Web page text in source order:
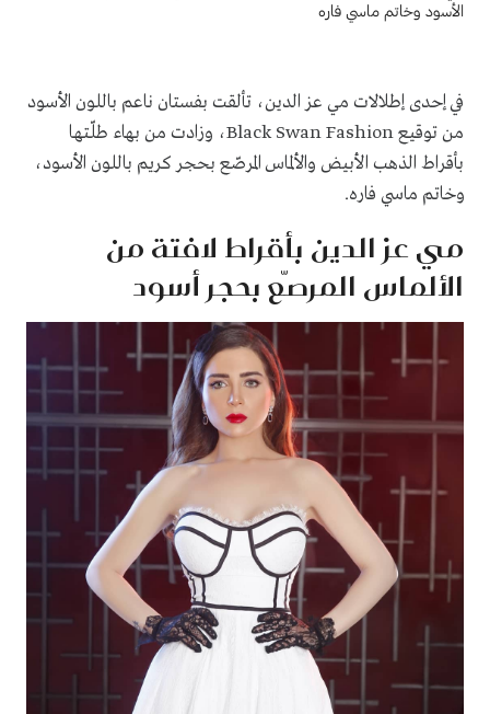
الأسود وخاتم ماسي فاره
في إحدى إطلالات مي عز الدين، تألقت بفستان ناعم باللون الأسود
من توقيع Black Swan Fashion، وزادت من بهاء طلّتها
بأقراط الذهب الأبيض والألماس المرصّع بحجر كريم باللون الأسود،
وخاتم ماسي فاره.
مي عز الدين بأقراط لافتة من
الألماس المرصّع بحجر أسود